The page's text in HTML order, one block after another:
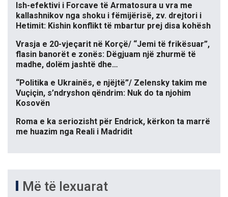
Ish-efektivi i Forcave të Armatosura u vra me
kallashnikov nga shoku i fëmijërisë, zv. drejtori i
Hetimit: Kishin konflikt të mbartur prej disa kohësh
Vrasja e 20-vjeçarit në Korçë/ “Jemi të frikësuar”,
flasin banorët e zonës: Dëgjuam një zhurmë të
madhe, dolëm jashtë dhe…
“Politika e Ukrainës, e njëjtë”/ Zelensky takim me
Vuçiçin, s’ndryshon qëndrim: Nuk do ta njohim
Kosovën
Roma e ka seriozisht për Endrick, kërkon ta marrë
me huazim nga Reali i Madridit
Më të lexuarat